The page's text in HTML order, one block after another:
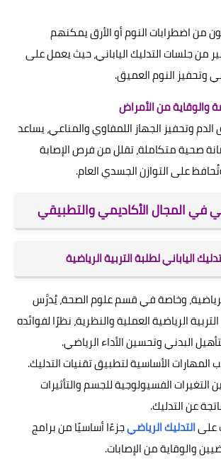
من اضطرابات النوم أو الأرق يمكنهم
من جلسات التدليك الياباني، حيث يعمل على
وتحفيز النوم العميق.
والوقاية من الأمراض
وتحفيز الجهاز اللمفاوي والمناعي، يساعد
صحية متكاملة، تقلل من فرص الإصابة
على التوازن الجسدي العام.
في المجال الأكاديمي والتطبيقي
الياباني لطلبة التربية الرياضية
وخاصة في قسم علوم الصحة، يُدرَّس
الرياضية العملية والنظرية، نظرًا لفوائده
البدني وتحسين الأداء الرياضي.
المهارات الأساسية لتطبيق تقنيات التدليك.
التغيرات الفسيولوجية للجسم والتأثيرات
عن التدليك.
علىالتدليك الرياضيجزءًا أساسيًا من برامج
والوقاية من الإصابات.